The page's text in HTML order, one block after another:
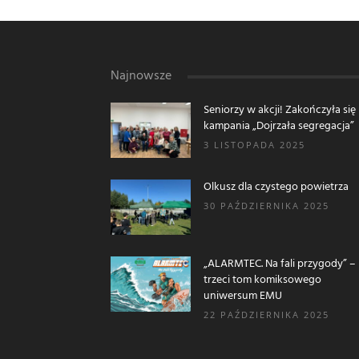
Najnowsze
Seniorzy w akcji! Zakończyła się
kampania „Dojrzała segregacja”
3 LISTOPADA 2025
Olkusz dla czystego powietrza
30 PAŹDZIERNIKA 2025
„ALARMTEC. Na fali przygody” –
trzeci tom komiksowego
uniwersum EMU
22 PAŹDZIERNIKA 2025